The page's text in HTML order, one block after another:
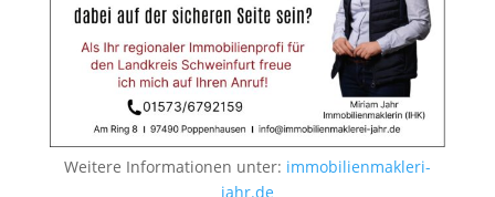
Weitere Informationen unter: immobilienmakleri-
jahr.de